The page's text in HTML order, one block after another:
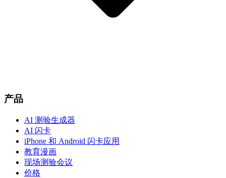
产品
AI 测验生成器
AI 闪卡
iPhone 和 Android 闪卡应用
教育漫画
现场测验会议
价格